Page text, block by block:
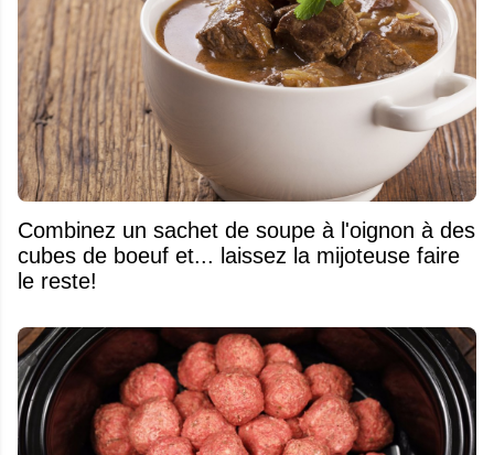
Combinez un sachet de soupe à l'oignon à des
cubes de boeuf et... laissez la mijoteuse faire
le reste!